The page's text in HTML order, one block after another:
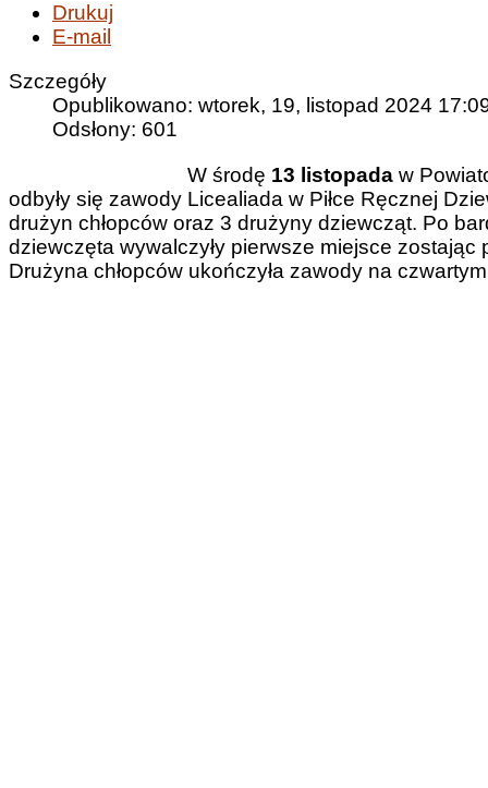
Drukuj
E-mail
Szczegóły
Opublikowano: wtorek, 19, listopad 2024
Odsłony: 601
W środę 13 listopada w
odbyły się zawody Licealiada w Piłce Ręcznej
drużyn chłopców oraz 3 drużyny dziewcząt. Po
dziewczęta wywalczyły pierwsze miejsce zostając
Drużyna chłopców ukończyła zawody na